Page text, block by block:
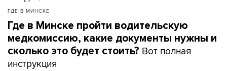
ГДЕ В МИНСКЕ
Где в Минске пройти водительскую
медкомиссию, какие документы нужны и
сколько это будет стоить? Вот полная
инструкция